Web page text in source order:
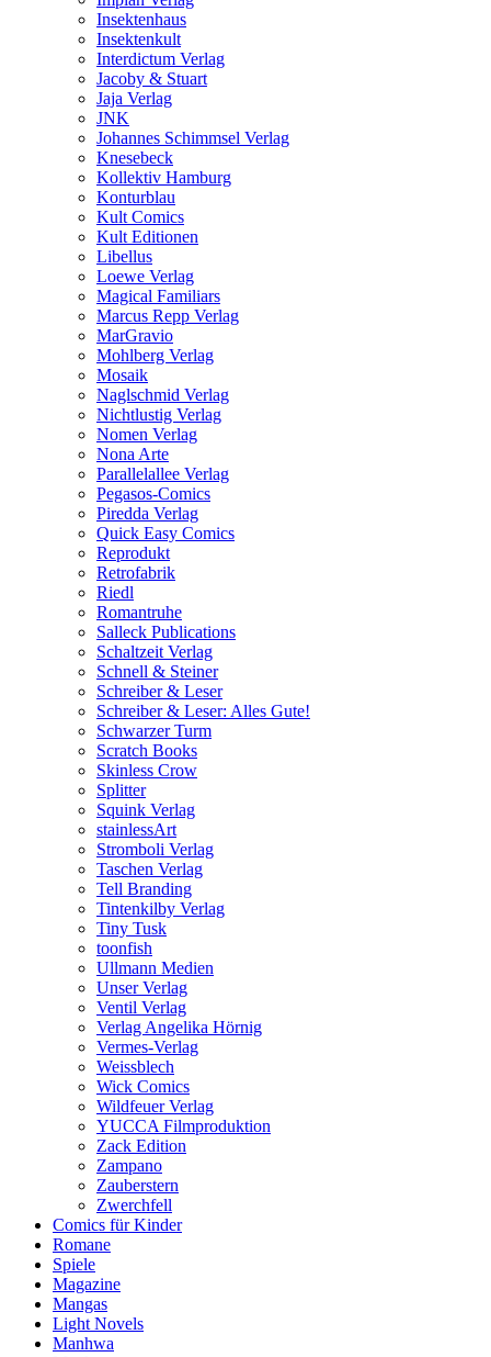
Insektenhaus
Insektenkult
Interdictum Verlag
Jacoby & Stuart
Jaja Verlag
JNK
Johannes Schimmsel Verlag
Knesebeck
Kollektiv Hamburg
Konturblau
Kult Comics
Kult Editionen
Libellus
Loewe Verlag
Magical Familiars
Marcus Repp Verlag
MarGravio
Mohlberg Verlag
Mosaik
Naglschmid Verlag
Nichtlustig Verlag
Nomen Verlag
Nona Arte
Parallelallee Verlag
Pegasos-Comics
Piredda Verlag
Quick Easy Comics
Reprodukt
Retrofabrik
Riedl
Romantruhe
Salleck Publications
Schaltzeit Verlag
Schnell & Steiner
Schreiber & Leser
Schreiber & Leser: Alles Gute!
Schwarzer Turm
Scratch Books
Skinless Crow
Splitter
Squink Verlag
stainlessArt
Stromboli Verlag
Taschen Verlag
Tell Branding
Tintenkilby Verlag
Tiny Tusk
toonfish
Ullmann Medien
Unser Verlag
Ventil Verlag
Verlag Angelika Hörnig
Vermes-Verlag
Weissblech
Wick Comics
Wildfeuer Verlag
YUCCA Filmproduktion
Zack Edition
Zampano
Zauberstern
Zwerchfell
Comics für Kinder
Romane
Spiele
Magazine
Mangas
Light Novels
Manhwa